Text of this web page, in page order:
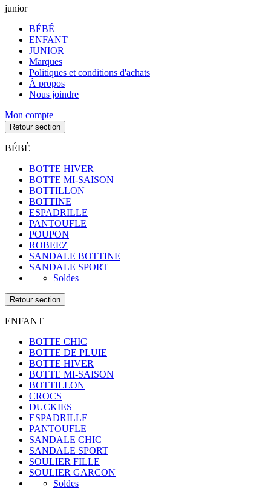
junior
BÉBÉ
ENFANT
JUNIOR
Marques
Politiques et conditions d'achats
À propos
Nous joindre
Mon compte
Retour section
BÉBÉ
BOTTE HIVER
BOTTE MI-SAISON
BOTTILLON
BOTTINE
ESPADRILLE
PANTOUFLE
POUPON
ROBEEZ
SANDALE BOTTINE
SANDALE SPORT
Soldes
Retour section
ENFANT
BOTTE CHIC
BOTTE DE PLUIE
BOTTE HIVER
BOTTE MI-SAISON
BOTTILLON
CROCS
DUCKIES
ESPADRILLE
PANTOUFLE
SANDALE CHIC
SANDALE SPORT
SOULIER FILLE
SOULIER GARCON
Soldes